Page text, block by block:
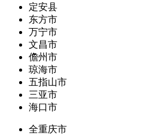
定安县
东方市
万宁市
文昌市
儋州市
琼海市
五指山市
三亚市
海口市
全重庆市